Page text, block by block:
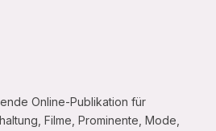
Online-Publikation für
Filme, Prominente, Mode,